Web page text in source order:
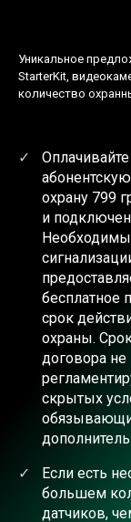
Уникальное
StarterKit,
количество
охрану 799
и
бесплатное
срок
охраны.
договора не
скрытых
Если есть
большем
датчиков,